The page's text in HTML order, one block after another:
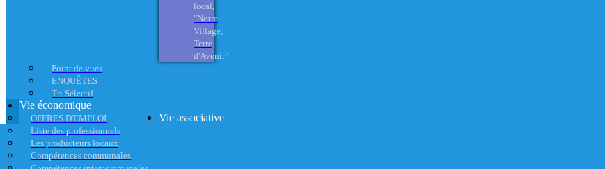
local,
"Notre
Village,
Terre
d'Avenir"
Point de vues
ENQUÊTES
Tri Sélectif
Vie économique
OFFRES D'EMPLOI
Liste des professionnels
Les producteurs locaux
Compétences communales
Vie associative